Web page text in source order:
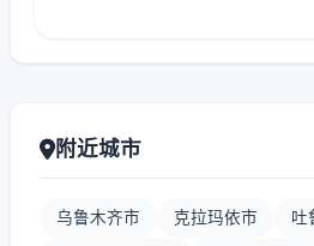
附近城市
乌鲁木齐市 克拉玛依市 吐